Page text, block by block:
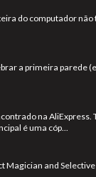
do computador
a primeira parede
na
é uma cóp...
Magician and